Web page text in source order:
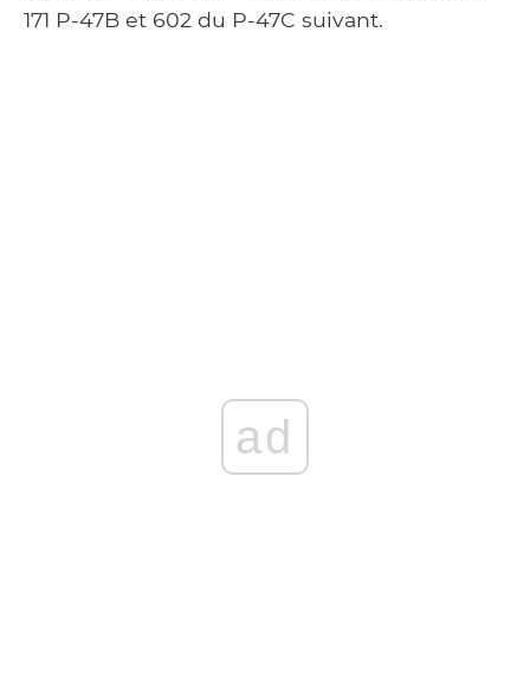
171 P-47B et 602 du P-47C suivant.
ad